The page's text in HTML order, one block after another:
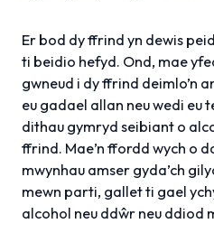
Er bod dy ffrind yn dewis
ti beidio hefyd. Ond, mae
gwneud i dy ffrind deimlo’n
eu gadael allan neu wedi eu
dithau gymryd seibiant o
ffrind. Mae’n ffordd wych o
mwynhau amser gyda’ch
mewn parti, gallet ti gael
alcohol neu ddŵr neu ddiod